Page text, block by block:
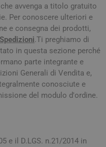
avvenga a titolo gratuito
Per conoscere ulteriori e
e consegna dei prodotti,
Spedizioni.Ti preghiamo di
in questa sezione perché
parte integrante e
Generali di Vendita e,
conosciute e
del modulo d'ordine.
e il D.LGS. n.21/2014 in